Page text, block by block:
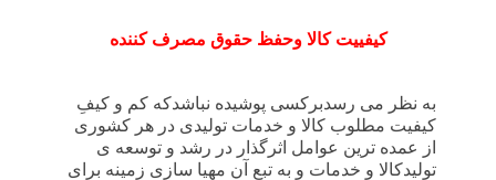
کیفییت کالا وحفظ حقوق مصرف کننده
به نظر می رسدبرکسی پوشیده نباشدکه کم و کیفِ
کیفیت مطلوب کالا و خدمات تولیدی در هر کشوری
از عمده ترین عوامل اثرگذار در رشد و توسعه ی
تولیدکالا و خدمات و به تبع آن مهیا سازی زمینه برای